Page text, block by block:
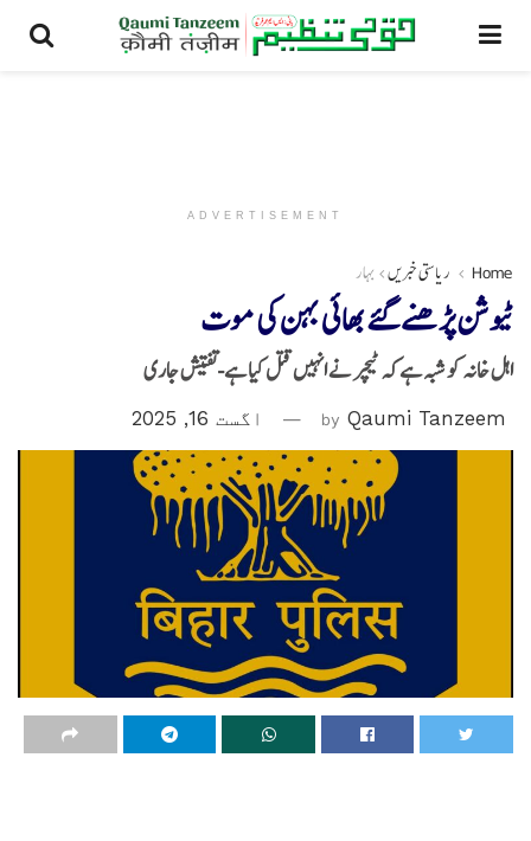
ADVERTISEMENT
Home ریاستی خبریں بہار
ٹیوشن پڑھنے گئے بھائی بہن کی موت
اہل خانہ کو شبہ ہے کہ ٹیچر نے انہیں قتل کیا ہے-تفتیش جاری
by Qaumi Tanzeem اگست 16, 2025